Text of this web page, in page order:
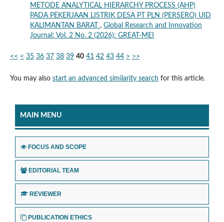
METODE ANALYTICAL HIERARCHY PROCESS (AHP)
PADA PEKERJAAN LISTRIK DESA PT PLN (PERSERO) UID
KALIMANTAN BARAT , Global Research and Innovation
Journal: Vol. 2 No. 2 (2026): GREAT-MEI
<< < 35 36 37 38 39 40 41 42 43 44 > >>
You may also start an advanced similarity search for this article.
MAIN MENU
FOCUS AND SCOPE
EDITORIAL TEAM
REVIEWER
PUBLICATION ETHICS